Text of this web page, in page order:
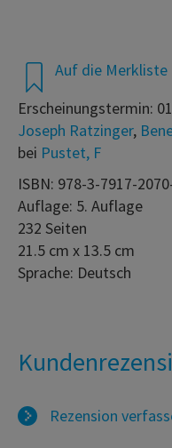
Auf die Merkliste
Erscheinungstermin:
Joseph Ratzinger,
bei Pustet, F
ISBN: 978-3-7917-
Auflage: 5. Auflage
232 Seiten
21.5 cm x 13.5 cm
Sprache: Deutsch
Rezension